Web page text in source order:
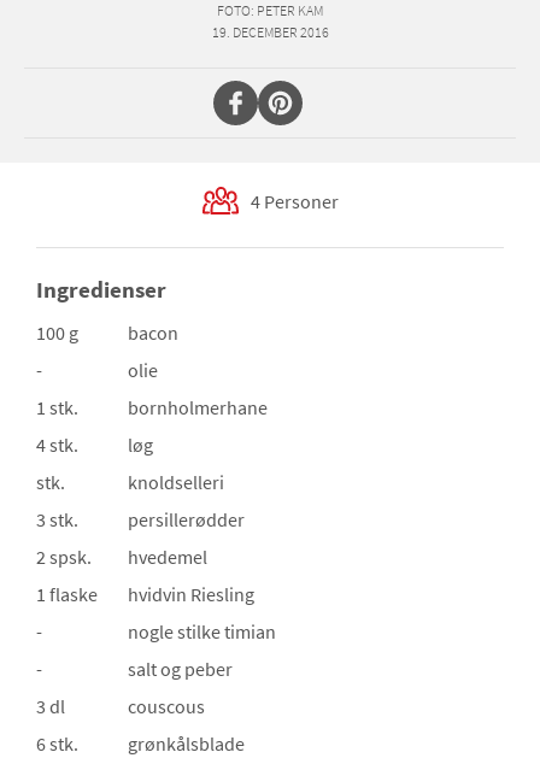
FOTO: PETER KAM
19. DECEMBER 2016
4 Personer
Ingredienser
100 g
bacon
-
olie
1 stk.
bornholmerhane
4 stk.
løg
stk.
knoldselleri
3 stk.
persillerødder
2 spsk.
hvedemel
1 flaske
hvidvin Riesling
-
nogle stilke timian
-
salt og peber
3 dl
couscous
6 stk.
grønkålsblade